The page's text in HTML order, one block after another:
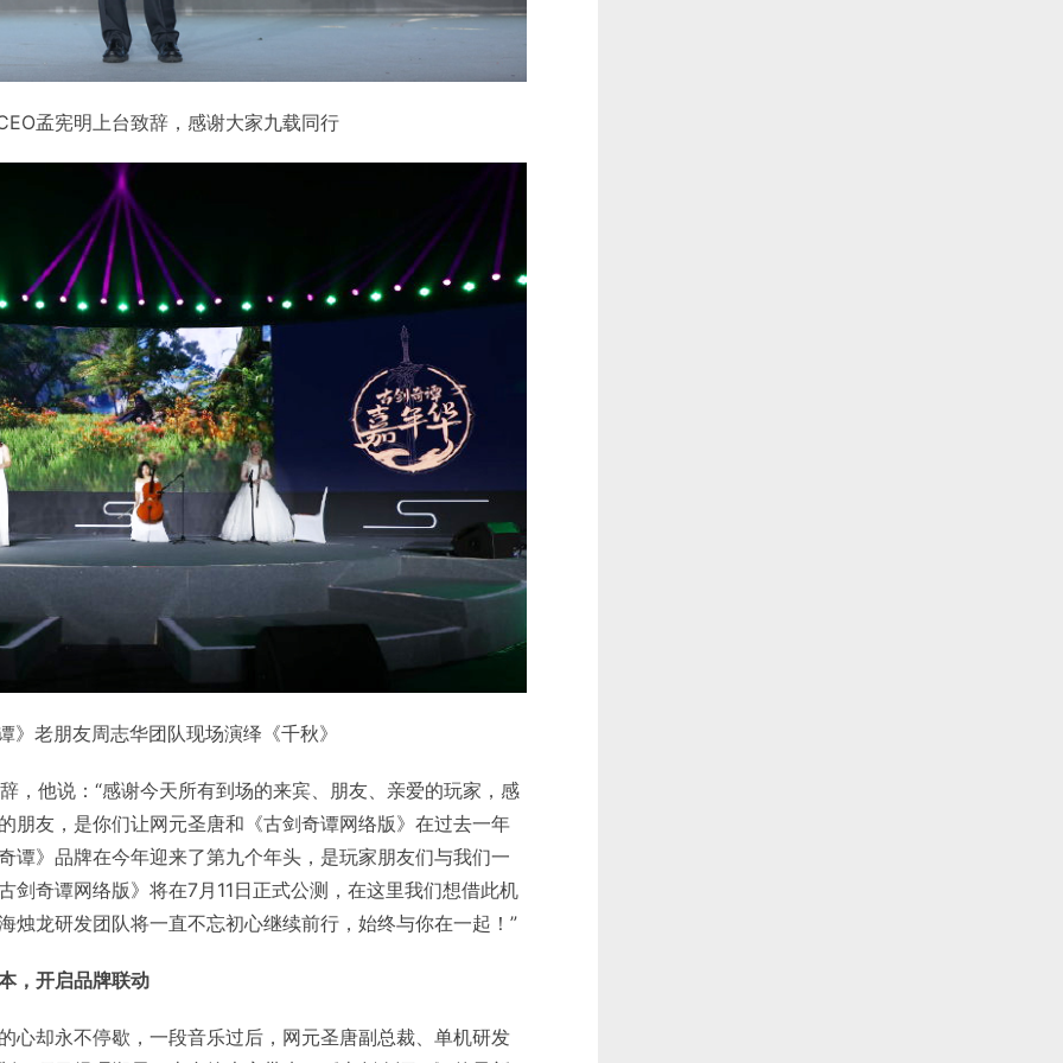
孟宪明上台致辞，感谢大家九载同行
》老朋友周志华团队现场演绎《千秋》
，他说：“感谢今天所有到场的来宾、朋友、亲爱的玩家，感
朋友，是你们让网元圣唐和《古剑奇谭网络版》在过去一年
谭》品牌在今年迎来了第九个年头，是玩家朋友们与我们一
剑奇谭网络版》将在7月11日正式公测，在这里我们想借此机
烛龙研发团队将一直不忘初心继续前行，始终与你在一起！”
，开启品牌联动
心却永不停歇，一段音乐过后，网元圣唐副总裁、单机研发